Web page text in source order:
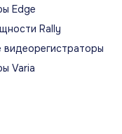
на
Edge
Rally
Varia